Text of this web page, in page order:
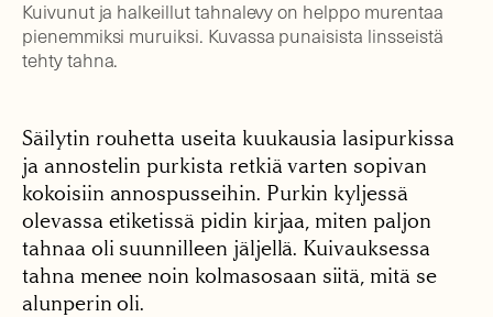
Kuivunut ja halkeillut tahnalevy on helppo murentaa
pienemmiksi muruiksi. Kuvassa punaisista linsseistä
tehty tahna.
Säilytin rouhetta useita kuukausia lasipurkissa
ja annostelin purkista retkiä varten sopivan
kokoisiin annospusseihin. Purkin kyljessä
olevassa etiketissä pidin kirjaa, miten paljon
tahnaa oli suunnilleen jäljellä. Kuivauksessa
tahna menee noin kolmasosaan siitä, mitä se
alunperin oli.